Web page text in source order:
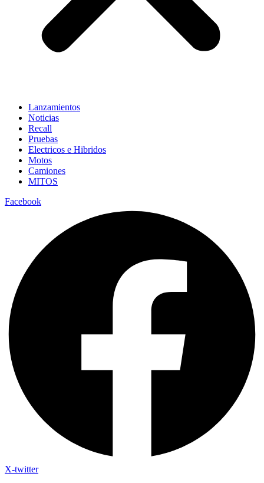
Lanzamientos
Noticias
Recall
Pruebas
Electricos e Hibridos
Motos
Camiones
MITOS
Facebook
X-twitter